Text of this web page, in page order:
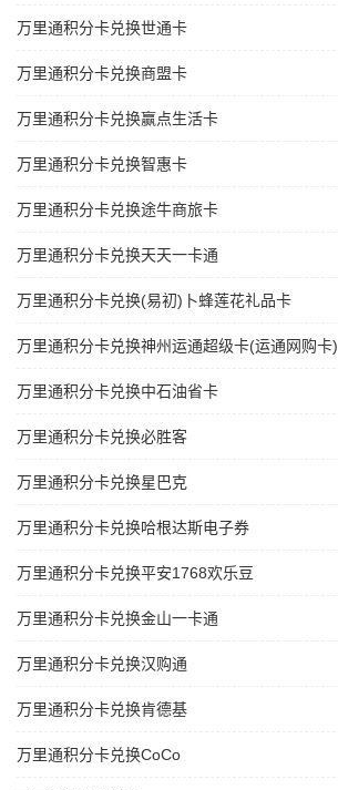
万里通积分卡兑换世通卡
万里通积分卡兑换商盟卡
万里通积分卡兑换赢点生活卡
万里通积分卡兑换智惠卡
万里通积分卡兑换途牛商旅卡
万里通积分卡兑换天天一卡通
万里通积分卡兑换(易初)卜蜂莲花礼品卡
万里通积分卡兑换神州运通超级卡(运通网购卡)
万里通积分卡兑换中石油省卡
万里通积分卡兑换必胜客
万里通积分卡兑换星巴克
万里通积分卡兑换哈根达斯电子券
万里通积分卡兑换平安1768欢乐豆
万里通积分卡兑换金山一卡通
万里通积分卡兑换汉购通
万里通积分卡兑换肯德基
万里通积分卡兑换CoCo